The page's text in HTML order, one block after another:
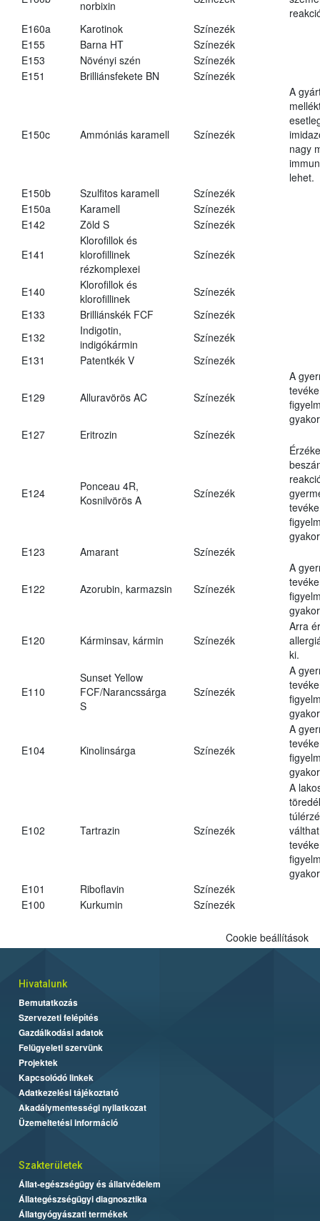
norbixin
E160a
Karotinok
Színezék
E155
Barna HT
Színezék
E153
Növényi szén
Színezék
E151
Brilliánsfekete BN Színezék
E150c Ammóniás karamell Színezék
A
nagy
lehet.
E150b
Szulfitos karamell
Színezék
E150a
Karamell
Színezék
E142
Zöld S Színezék
E141
Klorofillok és
klorofillinek
rézkomplexei
Színezék
E140
Klorofillok és
klorofillinek
Színezék
E133
Brilliánskék FCF
Színezék
E132
Indigotin,
indigókármin
Színezék
E131
Patentkék V Színezék
E129 Alluravörös AC Színezék
A
E127
Eritrozin Színezék
E124
Ponceau 4R,
Kosnilvörös A
Színezék
E123
Amarant Színezék
E122 Azorubin, karmazsin Színezék
A
E120 Kárminsav, kármin Színezék
Arra
ki.
E110
Sunset Yellow
FCF/Narancssárga
S
Színezék
A
E104 Kinolinsárga Színezék
A
E102 Tartrazin Színezék
A
E101
Riboflavin
Színezék
E100
Kurkumin Színezék
Cookie beállítások
Hivatalunk
Bemutatkozás
Szervezeti felépítés
Gazdálkodási adatok
Felügyeleti szervünk
Projektek
Kapcsolódó linkek
Adatkezelési tájékoztató
Akadálymentességi nyilatkozat
Üzemeltetési információ
Szakterületek
Állat-egészségügy és állatvédelem
Állategészségügyi diagnosztika
Állatgyógyászati termékek